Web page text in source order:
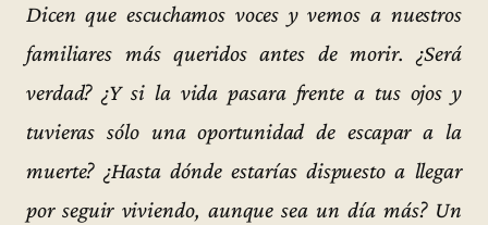
Dicen que escuchamos voces y vemos a nuestros
familiares más queridos antes de morir. ¿Será
verdad? ¿Y si la vida pasara frente a tus ojos y
tuvieras sólo una oportunidad de escapar a la
muerte? ¿Hasta dónde estarías dispuesto a llegar
por seguir viviendo, aunque sea un día más? Un